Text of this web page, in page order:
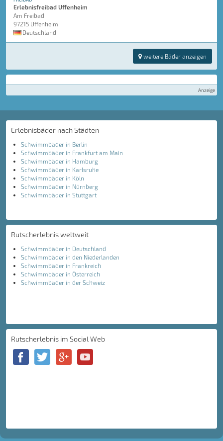
Erlebnisfreibad Uffenheim
Am Freibad
97215 Uffenheim
Deutschland
weitere Bäder anzeigen
Anzeige
Erlebnisbäder nach Städten
Schwimmbäder in Berlin
Schwimmbäder in Frankfurt am Main
Schwimmbäder in Hamburg
Schwimmbäder in Karlsruhe
Schwimmbäder in Köln
Schwimmbäder in Nürnberg
Schwimmbäder in Stuttgart
Rutscherlebnis weltweit
Schwimmbäder in Deutschland
Schwimmbäder in den Niederlanden
Schwimmbäder in Frankreich
Schwimmbäder in Österreich
Schwimmbäder in der Schweiz
Rutscherlebnis im Social Web